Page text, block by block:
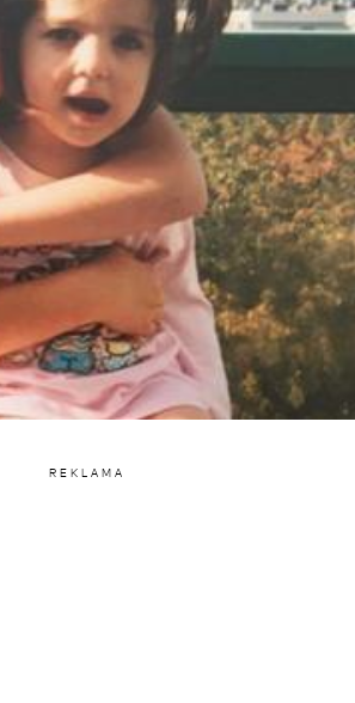
REKLAMA